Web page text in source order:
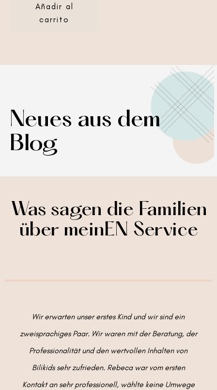
Añadir al
carrito
Neues aus dem
Blog
Was sagen die Familien
über meinEN Service
Wir erwarten unser erstes Kind und wir sind ein
zweisprachiges Paar. Wir waren mit der Beratung, der
Professionalität und den wertvollen Inhalten von
Bilikids sehr zufrieden. Rebeca war vom ersten
Kontakt an sehr professionell, wählte keine Umwege